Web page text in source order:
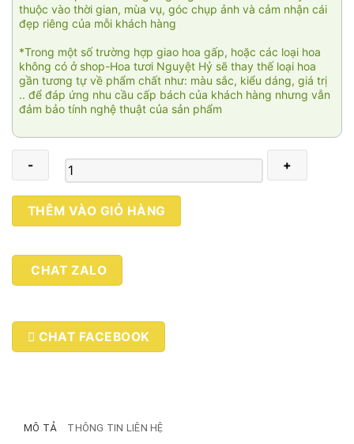
thuộc vào thời gian, mùa vụ, góc chụp ảnh và cảm nhận cái
đẹp riêng của mỗi khách hàng
*Trong một số trường hợp giao hoa gấp, hoặc các loại hoa
không có ở shop-Hoa tươi Nguyệt Hỷ sẽ thay thế loại hoa
gần tương tự về phẩm chất như: màu sắc, kiểu dáng, giá trị
.. để đáp ứng nhu cầu cấp bách của khách hàng nhưng vẫn
đảm bảo tính nghệ thuật của sản phẩm
với
mẹ
THÊM VÀO GIỎ HÀNG
CHAT ZALO
CHAT FACEBOOK
MÔ TẢ THÔNG TIN LIÊN HỆ